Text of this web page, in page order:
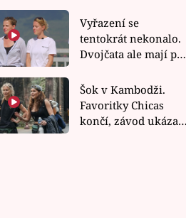
rychlé recepty
Vyřazení se
tentokrát nekonalo.
Dvojčata ale mají po
závodu nůž na krku
Šok v Kambodži.
Favoritky Chicas
končí, závod ukázal